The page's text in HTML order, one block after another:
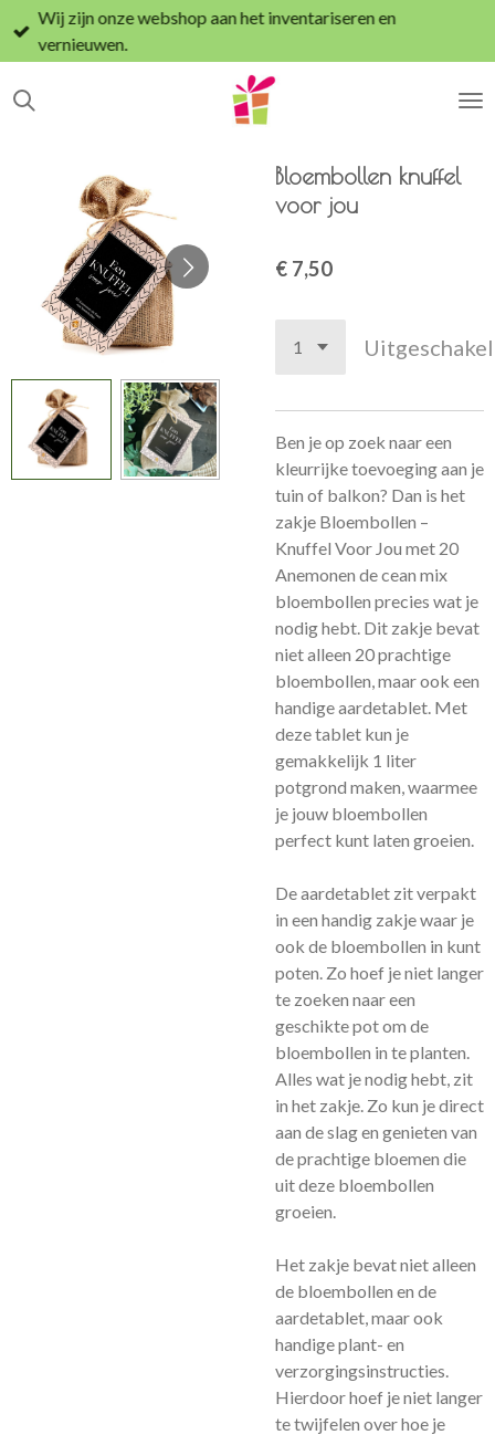
Ga
direct
de
Wij zijn onze webshop aan het inventariseren en
vernieuwen.
Bloembollen knuffel
voor jou
€ 7,50
Ben je op zoek naar een
kleurrijke toevoeging aan je
tuin of balkon? Dan is het
zakje Bloembollen –
Knuffel Voor Jou met 20
Anemonen de cean mix
bloembollen precies wat je
nodig hebt. Dit zakje bevat
niet alleen 20 prachtige
bloembollen, maar ook een
handige aardetablet. Met
deze tablet kun je
gemakkelijk 1 liter
potgrond maken, waarmee
je jouw bloembollen
perfect kunt laten groeien.
De aardetablet zit verpakt
in een handig zakje waar je
ook de bloembollen in kunt
poten. Zo hoef je niet langer
te zoeken naar een
geschikte pot om de
bloembollen in te planten.
Alles wat je nodig hebt, zit
in het zakje. Zo kun je direct
aan de slag en genieten van
de prachtige bloemen die
uit deze bloembollen
groeien.
Het zakje bevat niet alleen
de bloembollen en de
aardetablet, maar ook
handige plant- en
verzorgingsinstructies.
Hierdoor hoef je niet langer
te twijfelen over hoe je